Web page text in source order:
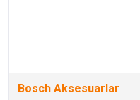
Bosch Aksesuarlar